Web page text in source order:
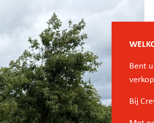
Bent
Bij